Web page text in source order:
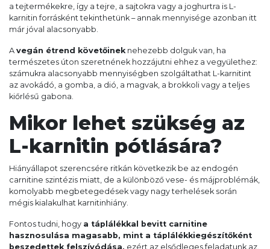
a tejtermékekre, így a tejre, a sajtokra vagy a joghurtra is L-
karnitin forrásként tekinthetünk – annak mennyisége azonban itt
már jóval alacsonyabb.
A vegán étrend követőineknehezebb dolguk van, ha
természetes úton szeretnének hozzájutni ehhez a vegyülethez:
számukra alacsonyabb mennyiségben szolgáltathat L-karnitint
az avokádó, a gomba, a dió, a magvak, a brokkoli vagy a teljes
kiőrlésű gabona.
Mikor lehet szükség az
L-karnitin pótlására?
Hiányállapot szerencsére ritkán következik be az endogén
carnitine szintézis miatt, de a különböző vese- és májproblémák,
komolyabb megbetegedések vagy nagy terhelések során
mégis kialakulhat karnitinhiány.
Fontos tudni, hogy a táplálékkal bevitt carnitine
hasznosulása magasabb, mint a táplálékkiegészítőként
beszedettek felszívódása, ezért az elsődleges feladatunk az,